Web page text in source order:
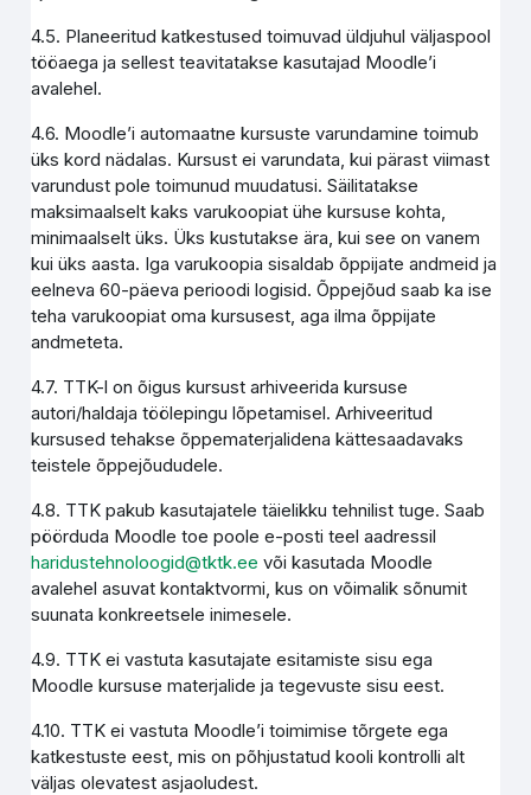
4.5. Planeeritud katkestused toimuvad üldjuhul väljaspool
tööaega ja sellest teavitatakse kasutajad Moodle’i
avalehel.
4.6. Moodle’i automaatne kursuste varundamine toimub
üks kord nädalas. Kursust ei varundata, kui pärast viimast
varundust pole toimunud muudatusi. Säilitatakse
maksimaalselt kaks varukoopiat ühe kursuse kohta,
minimaalselt üks. Üks kustutakse ära, kui see on vanem
kui üks aasta. Iga varukoopia sisaldab õppijate andmeid ja
eelneva 60-päeva perioodi logisid. Õppejõud saab ka ise
teha varukoopiat oma kursusest, aga ilma õppijate
andmeteta.
4.7. TTK-l on õigus kursust arhiveerida kursuse
autori/haldaja töölepingu lõpetamisel. Arhiveeritud
kursused tehakse õppematerjalidena kättesaadavaks
teistele õppejõududele.
4.8. TTK pakub kasutajatele täielikku tehnilist tuge. Saab
pöörduda Moodle toe poole e-posti teel aadressil
haridustehnoloogid@tktk.ee või kasutada Moodle
avalehel asuvat kontaktvormi, kus on võimalik sõnumit
suunata konkreetsele inimesele.
4.9. TTK ei vastuta kasutajate esitamiste sisu ega
Moodle kursuse materjalide ja tegevuste sisu eest.
4.10. TTK ei vastuta Moodle’i toimimise tõrgete ega
katkestuste eest, mis on põhjustatud kooli kontrolli alt
väljas olevatest asjaoludest.